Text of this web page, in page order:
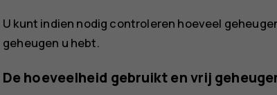
U kunt indien nodig controleren hoeveel
geheugen u hebt.
De hoeveelheid gebruikt en vrij